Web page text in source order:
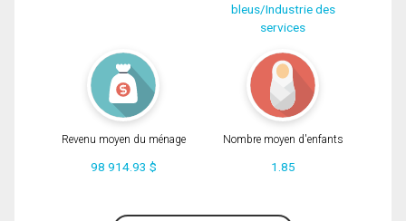
En cliquant sur le bouton « soumettre », vous consentez à nos conditions
bleus/Industrie des
services
Revenu moyen du ménage
98 914.93 $
Nombre moyen d'enfants
1.85